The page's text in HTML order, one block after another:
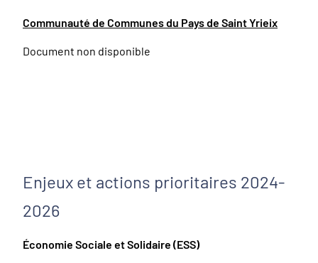
Communauté de Communes du Pays de Saint Yrieix
Document non disponible
Enjeux et actions prioritaires 2024-
2026
Économie Sociale et Solidaire (ESS)